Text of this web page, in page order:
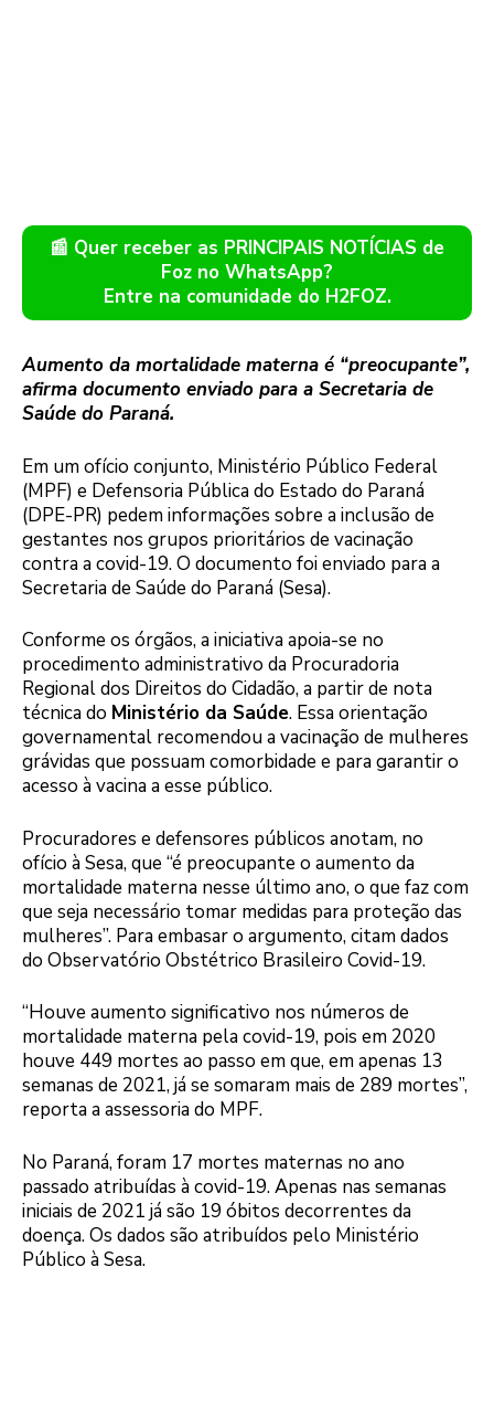
📰 Quer receber as PRINCIPAIS NOTÍCIAS de
Foz no WhatsApp?
Entre na comunidade do H2FOZ.
Aumento da mortalidade materna é “preocupante”,
afirma documento enviado para a Secretaria de
Saúde do Paraná.
Em um ofício conjunto, Ministério Público Federal
(MPF) e Defensoria Pública do Estado do Paraná
(DPE-PR) pedem informações sobre a inclusão de
gestantes nos grupos prioritários de vacinação
contra a covid-19. O documento foi enviado para a
Secretaria de Saúde do Paraná (Sesa).
Conforme os órgãos, a iniciativa apoia-se no
procedimento administrativo da Procuradoria
Regional dos Direitos do Cidadão, a partir de nota
técnica do Ministério da Saúde. Essa orientação
governamental recomendou a vacinação de mulheres
grávidas que possuam comorbidade e para garantir o
acesso à vacina a esse público.
Procuradores e defensores públicos anotam, no
ofício à Sesa, que “é preocupante o aumento da
mortalidade materna nesse último ano, o que faz com
que seja necessário tomar medidas para proteção das
mulheres”. Para embasar o argumento, citam dados
do Observatório Obstétrico Brasileiro Covid-19.
“Houve aumento significativo nos números de
mortalidade materna pela covid-19, pois em 2020
houve 449 mortes ao passo em que, em apenas 13
semanas de 2021, já se somaram mais de 289 mortes”,
reporta a assessoria do MPF.
No Paraná, foram 17 mortes maternas no ano
passado atribuídas à covid-19. Apenas nas semanas
iniciais de 2021 já são 19 óbitos decorrentes da
doença. Os dados são atribuídos pelo Ministério
Público à Sesa.